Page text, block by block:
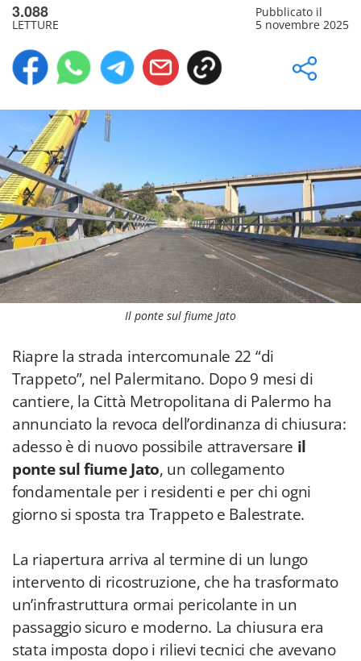
3.088
LETTURE
Pubblicato il
5 novembre 2025
Il ponte sul fiume Jato
Riapre la strada intercomunale 22 “di
Trappeto”, nel Palermitano. Dopo 9 mesi di
cantiere, la Città Metropolitana di Palermo ha
annunciato la revoca dell’ordinanza di chiusura:
adesso è di nuovo possibile attraversare il
ponte sul fiume Jato, un collegamento
fondamentale per i residenti e per chi ogni
giorno si sposta tra Trappeto e Balestrate.
La riapertura arriva al termine di un lungo
intervento di ricostruzione, che ha trasformato
un’infrastruttura ormai pericolante in un
passaggio sicuro e moderno. La chiusura era
stata imposta dopo i rilievi tecnici che avevano